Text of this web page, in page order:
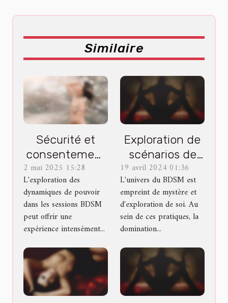
Similaire
Sécurité et
consentement
dans les
sessions BDSM
conseils
essentiels
2 mai 2025 15:28
L'exploration des
dynamiques de pouvoir
dans les sessions BDSM
peut offrir une
expérience intensément...
Exploration de
scénarios de
domination
dans le genre
BDSM
19 avril 2024 01:36
L'univers du BDSM est
empreint de mystère et
d'exploration de soi. Au
sein de ces pratiques, la
domination...